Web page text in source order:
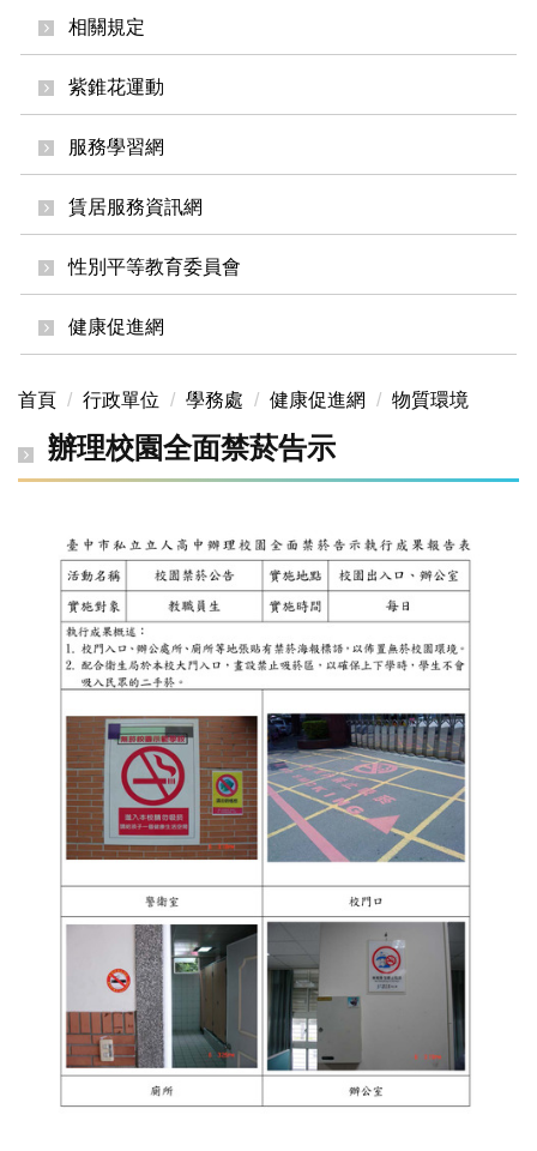
相關規定
紫錐花運動
服務學習網
賃居服務資訊網
性別平等教育委員會
健康促進網
首頁 行政單位 學務處 健康促進網 物質環境
辦理校園全面禁菸告示